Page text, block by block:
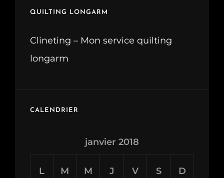
QUILTING LONGARM
Clineting – Mon service quilting
longarm
CALENDRIER
janvier 2018
L M M J V S D